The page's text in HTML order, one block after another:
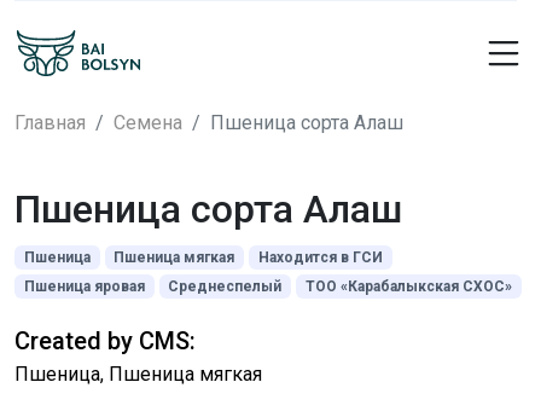
Главная Семена Пшеница сорта Алаш
Пшеница сорта Алаш
Пшеница Пшеница мягкая
Находится в ГСИ
Пшеница яровая
Среднеспелый ТОО «Карабалыкская СХОС»
Created by CMS:
Пшеница, Пшеница мягкая